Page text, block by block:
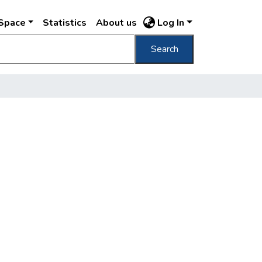
Statistics About us Log In
Search